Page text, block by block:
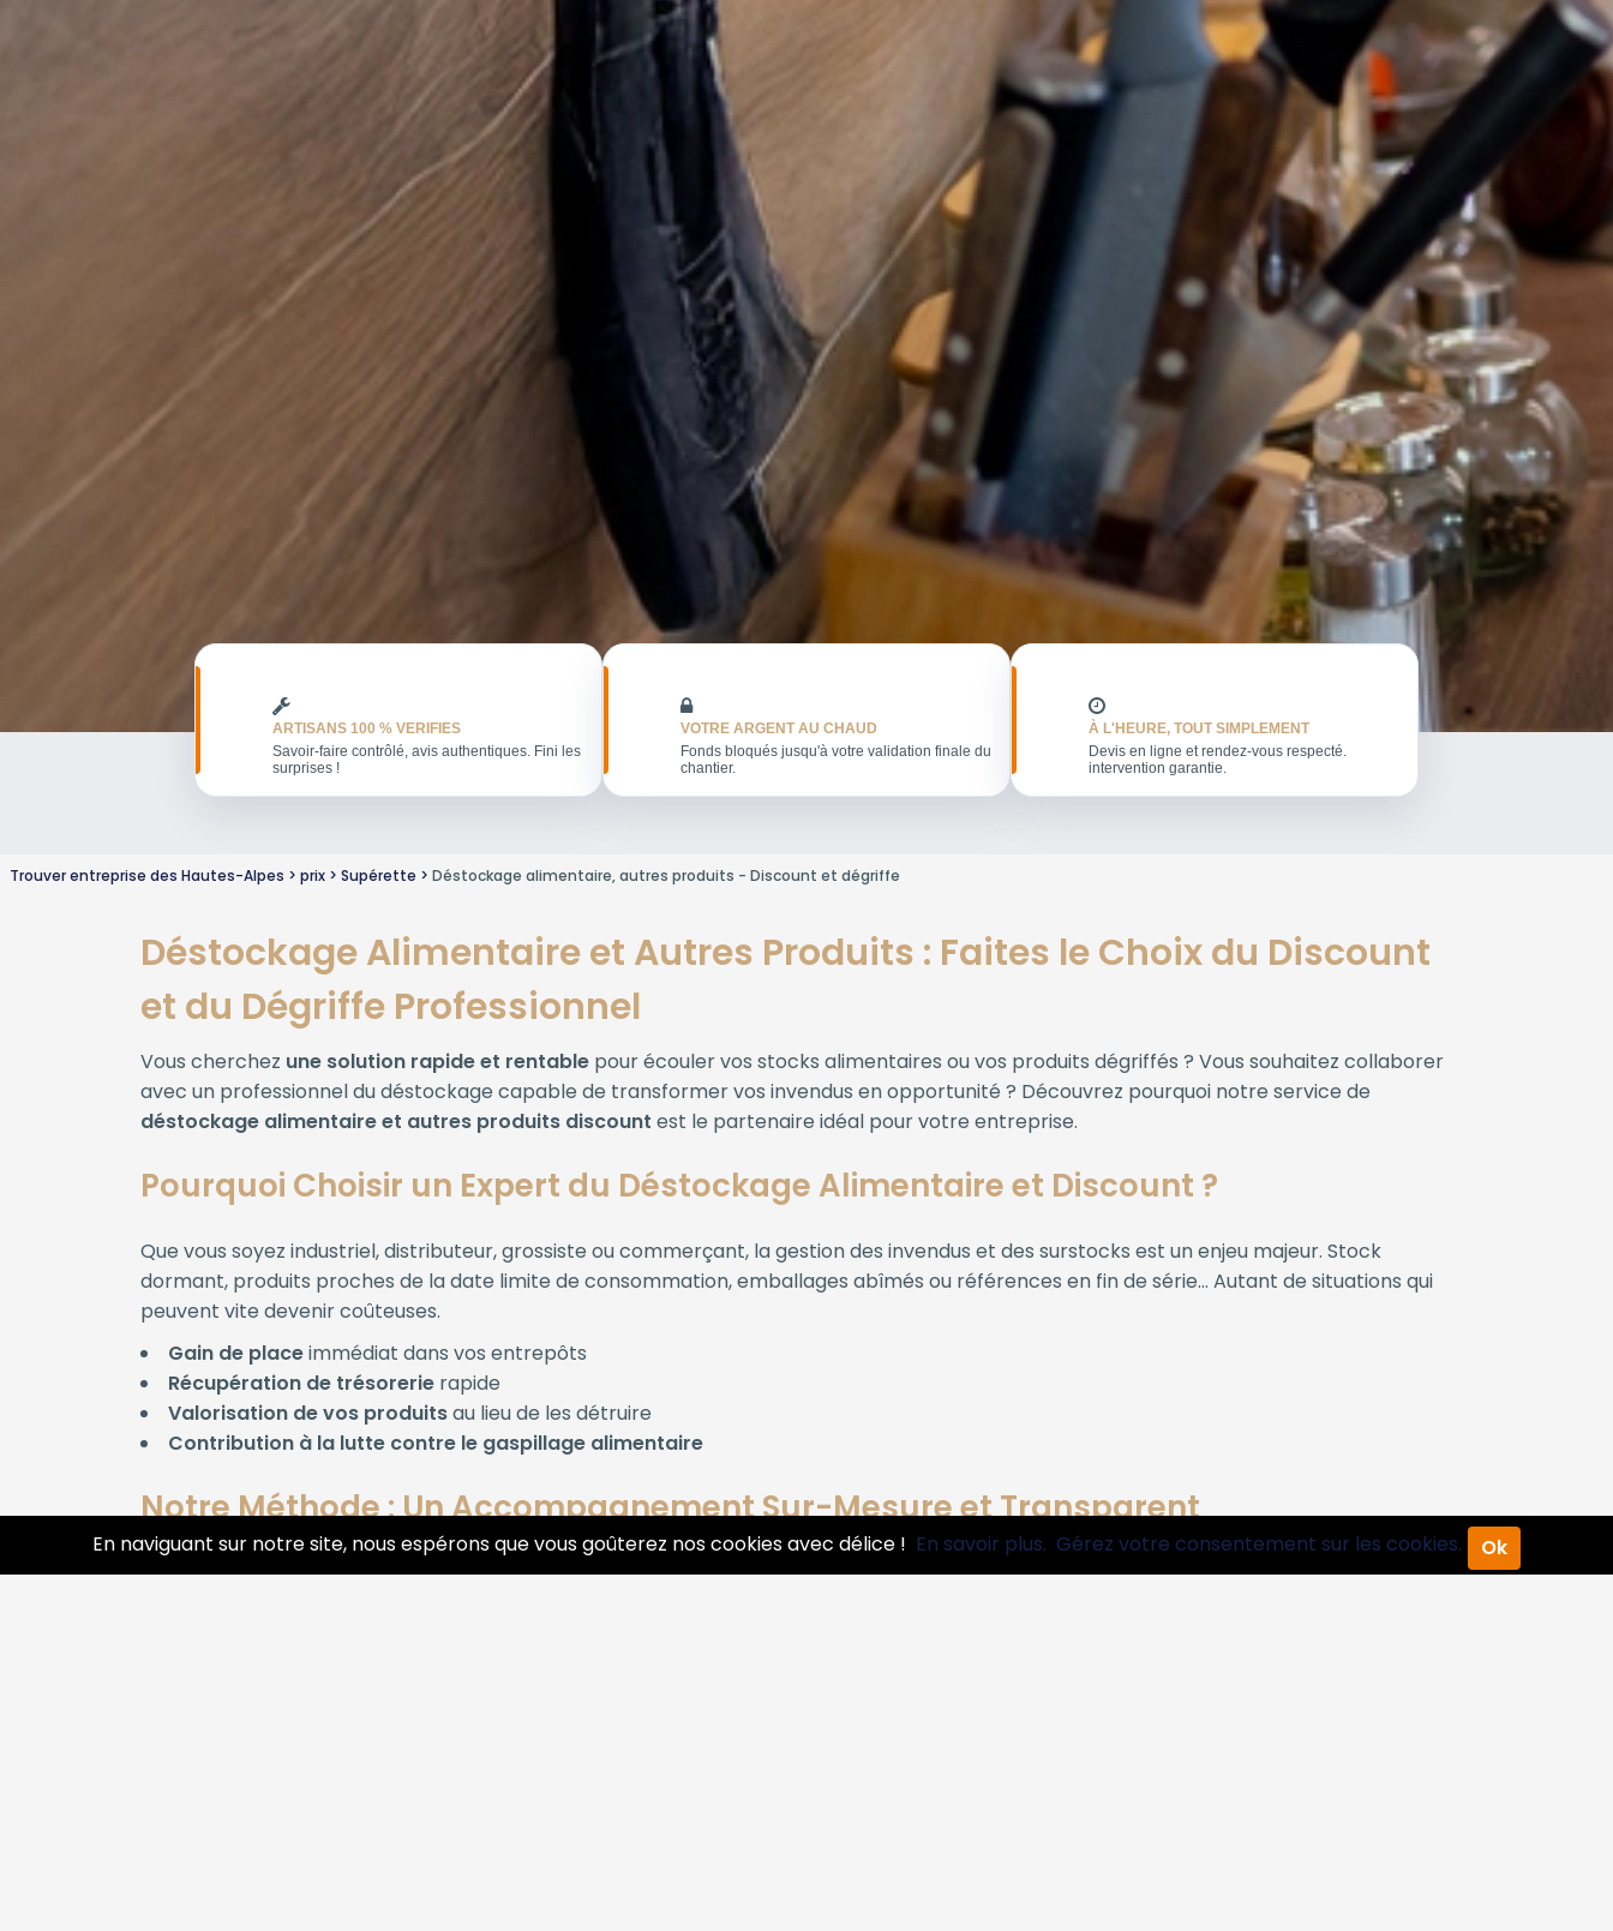
ARTISANS 100 % VERIFIES
Savoir-faire contrôlé, avis authentiques. Fini les
surprises !
VOTRE ARGENT AU CHAUD
Fonds bloqués jusqu'à votre validation finale du
chantier.
À L'HEURE, TOUT SIMPLEMENT
Devis en ligne et rendez-vous respecté.
intervention garantie.
Trouver entreprise des Hautes-Alpes prix Supérette Déstockage alimentaire, autres produits - Discount et dégriffe
Déstockage Alimentaire et Autres Produits : Faites le Choix du Discount
et du Dégriffe Professionnel
Vous cherchez une solution rapide et rentable pour écouler vos stocks alimentaires ou vos produits dégriffés ? Vous souhaitez collaborer
avec un professionnel du déstockage capable de transformer vos invendus en opportunité ? Découvrez pourquoi notre service de
déstockage alimentaire et autres produits discount est le partenaire idéal pour votre entreprise.
Pourquoi Choisir un Expert du Déstockage Alimentaire et Discount ?
Que vous soyez industriel, distributeur, grossiste ou commerçant, la gestion des invendus et des surstocks est un enjeu majeur. Stock
dormant, produits proches de la date limite de consommation, emballages abîmés ou références en fin de série... Autant de situations qui
peuvent vite devenir coûteuses.
Gain de placeimmédiat dans vos entrepôts
Récupération de trésorerie rapide
Valorisation de vos produitsau lieu de les détruire
Contribution à la lutte contre le gaspillage alimentaire
Notre Méthode : Un Accompagnement Sur-Mesure et Transparent
Notre équipe se distingue par une approche professionnelle, éthique et adaptée à chaque situation :
En naviguant sur notre site, nous espérons que vous goûterez nos cookies avec délice ! En savoir plus. Gérez votre consentement sur les cookies. Ok